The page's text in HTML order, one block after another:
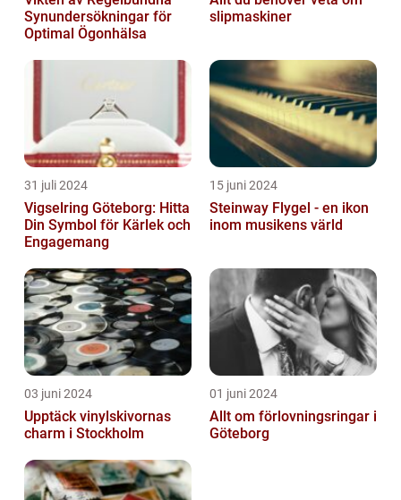
Synundersökningar för
Optimal Ögonhälsa
slipmaskiner
31 juli 2024
Vigselring Göteborg: Hitta
Din Symbol för Kärlek och
Engagemang
15 juni 2024
Steinway Flygel - en ikon
inom musikens värld
03 juni 2024
Upptäck vinylskivornas
charm i Stockholm
01 juni 2024
Allt om förlovningsringar i
Göteborg